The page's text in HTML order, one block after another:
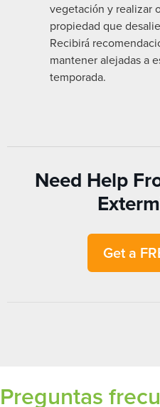
vegetación y realizar
propiedad que
Recibirá
mantener alejadas a
temporada.
Need Help
Get a
Preguntas